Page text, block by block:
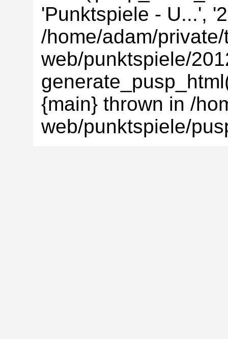
'Punktspiele - U...',
/home/adam/
web/punktspiele/
{main} thrown in /
web/punktspiele/